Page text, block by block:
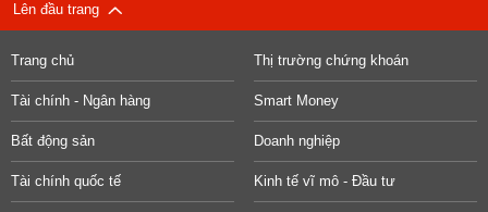
Lên đầu trang
Trang chủ Thị trường chứng khoán
Tài chính - Ngân hàng Smart Money
Bất động sản Doanh nghiệp
Tài chính quốc tế Kinh tế vĩ mô - Đầu tư